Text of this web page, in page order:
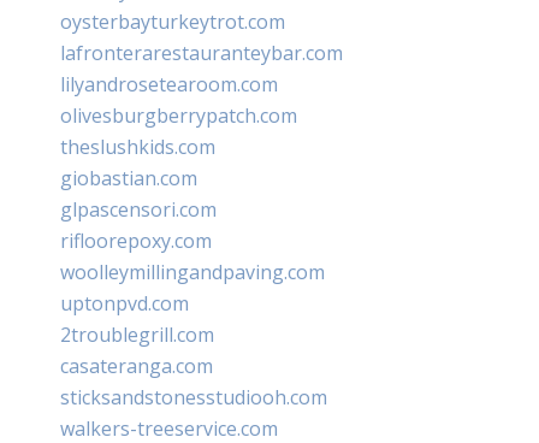
oysterbayturkeytrot.com
lafronterarestauranteybar.com
lilyandrosetearoom.com
olivesburgberrypatch.com
theslushkids.com
giobastian.com
glpascensori.com
rifloorepoxy.com
woolleymillingandpaving.com
uptonpvd.com
2troublegrill.com
casateranga.com
sticksandstonesstudiooh.com
walkers-treeservice.com